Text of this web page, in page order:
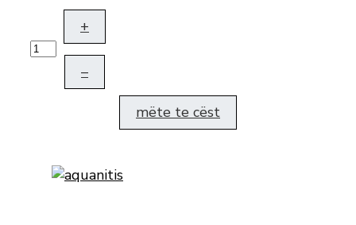
+
–
mëte te cëst